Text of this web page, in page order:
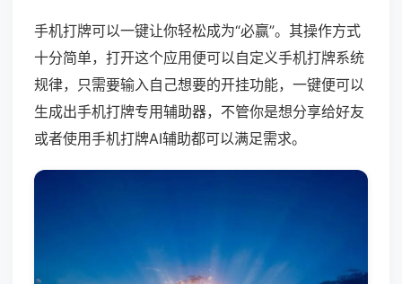
手机打牌可以一键让你轻松成为“必赢”。其操作方式
十分简单，打开这个应用便可以自定义手机打牌系统
规律，只需要输入自己想要的开挂功能，一键便可以
生成出手机打牌专用辅助器，不管你是想分享给好友
或者使用手机打牌AI辅助都可以满足需求。